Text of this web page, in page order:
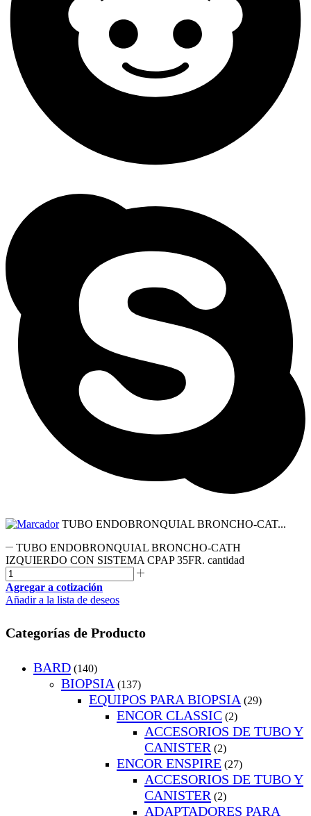
TUBO ENDOBRONQUIAL BRONCHO-CAT...
TUBO ENDOBRONQUIAL BRONCHO-CATH
IZQUIERDO CON SISTEMA CPAP 35FR. cantidad
Agregar a cotización
Añadir a la lista de deseos
Categorías de Producto
BARD (140)
BIOPSIA (137)
EQUIPOS PARA BIOPSIA (29)
ENCOR CLASSIC (2)
ACCESORIOS DE TUBO Y
CANISTER (2)
ENCOR ENSPIRE (27)
ACCESORIOS DE TUBO Y
CANISTER (2)
ADAPTADORES PARA